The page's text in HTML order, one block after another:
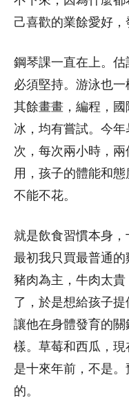
己喜歡的業餘愛好，
鋼琴課一直在上。估
必須堅持。游泳也一
其餘畫畫，編程，
冰，均有嘗試。今
次，每次兩小時，
用，孩子的體能和
不能不花。
就是飲食習慣本身，
最初我只買最普通
豬肉為主，牛肉太
了，於是想給孩子
讓他在身體發育的
樣。草莓和西瓜，
是十來年前，不是
的。